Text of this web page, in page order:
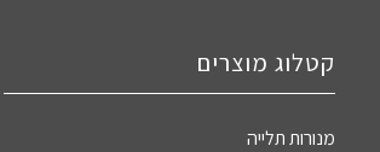
קטלוג מוצרים
מנורות תלייה